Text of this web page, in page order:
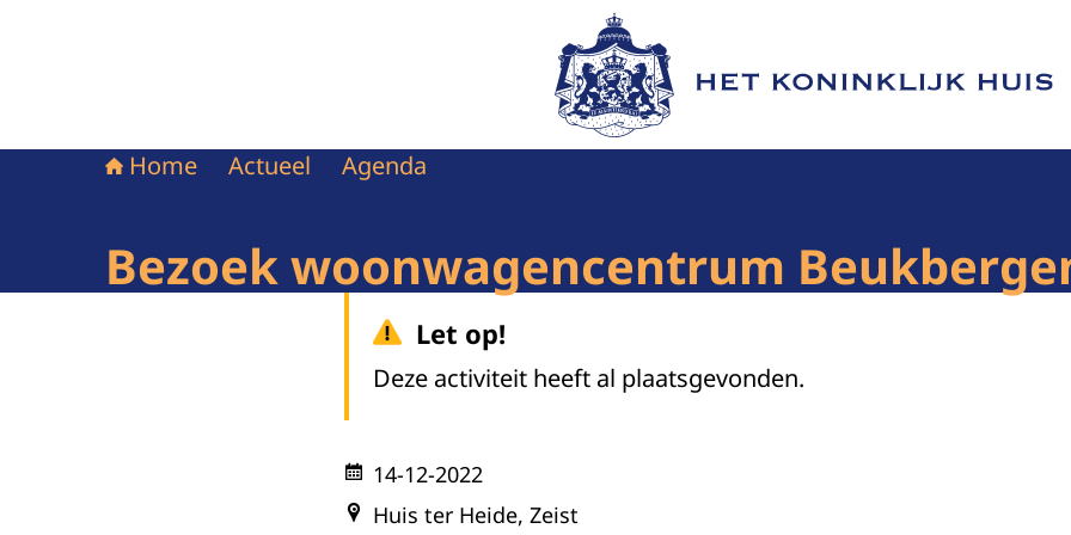
Naar de homepage van Het Koninklijk Huis
Home Actueel Agenda
Bezoek woonwagencentrum
Let op!
Deze activiteit heeft al plaatsgevonden.
14-12-2022
Huis ter Heide, Zeist